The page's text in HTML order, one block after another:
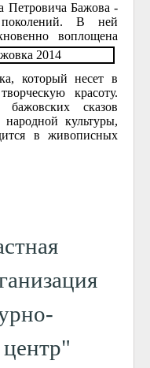
Петровича Бажова -
В ней
воплощена
который несет в
красоту.
сказов
культуры,
в живописных